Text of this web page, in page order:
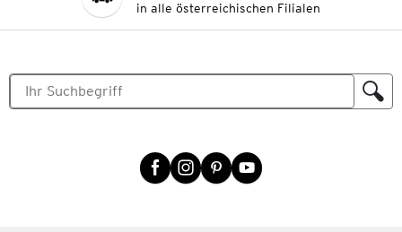
in alle österreichischen Filialen